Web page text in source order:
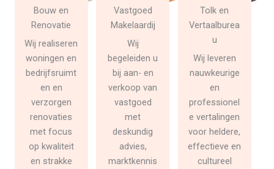
Bouw en
Renovatie
Wij realiseren
woningen en
bedrijfsruimt
en en
verzorgen
renovaties
met focus
op kwaliteit
en strakke
Vastgoed
Makelaardij
Wij
begeleiden u
bij aan- en
verkoop van
vastgoed
met
deskundig
advies,
marktkennis
Tolk en
Vertaalburea
u
Wij leveren
nauwkeurige
en
professionel
e vertalingen
voor heldere,
effectieve en
cultureel